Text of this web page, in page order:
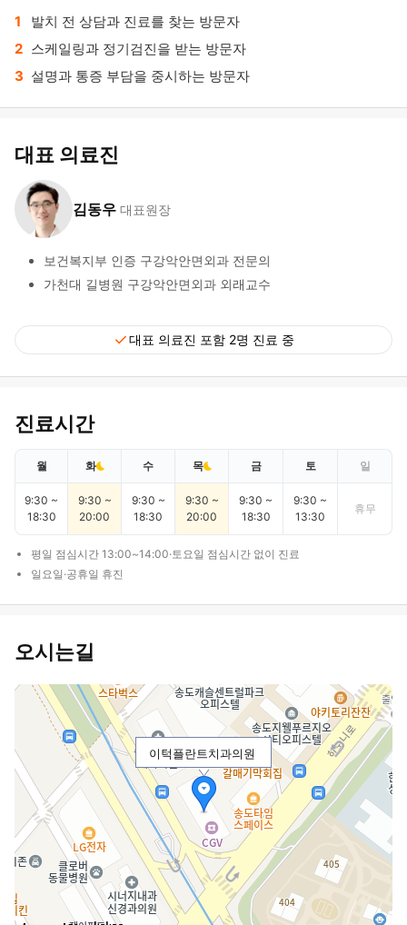
발치 전 상담과 진료를 찾는 방문자
스케일링과 정기검진을 받는 방문자
설명과 통증 부담을 중시하는 방문자
대표 의료진
김동우 대표원장
보건복지부 인증 구강악안면외과 전문의
가천대 길병원 구강악안면외과 외래교수
check대표 의료진 포함 2명 진료 중
진료시간
월 화 수 목 금 토 일
9:30 ~
18:30
9:30 ~
20:00
9:30 ~
18:30
9:30 ~
20:00
9:30 ~
18:30
9:30 ~
13:30
휴무
평일 점심시간 13:00~14:00·토요일 점심시간 없이 진료
일요일·공휴일 휴진
오시는길
이턱플란트치과의원